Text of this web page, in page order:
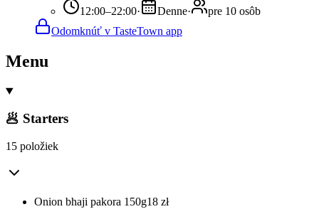
12:00–22:00· Denne·
pre 10 osôb
Odomknúť v TasteTown app
Menu
🥟 Starters
15 položiek
Onion bhaji pakora 150g18 zł